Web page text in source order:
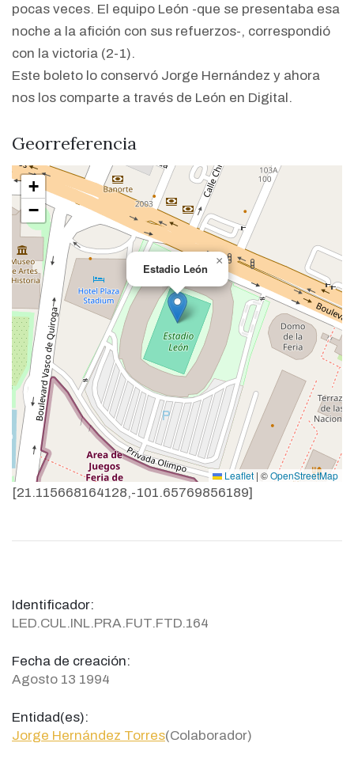
pocas veces. El equipo León -que se presentaba esa
noche a la afición con sus refuerzos-, correspondió
con la victoria (2-1).
Este boleto lo conservó Jorge Hernández y ahora
nos los comparte a través de León en Digital.
Georreferencia
Estadio León
×
+
−
Leaflet | ©OpenStreetMap
[21.115668164128,-101.65769856189]
Identificador:
LED.CUL.INL.PRA.FUT.FTD.164
Fecha de creación:
Agosto 13 1994
Entidad(es):
Jorge Hernández Torres(Colaborador)